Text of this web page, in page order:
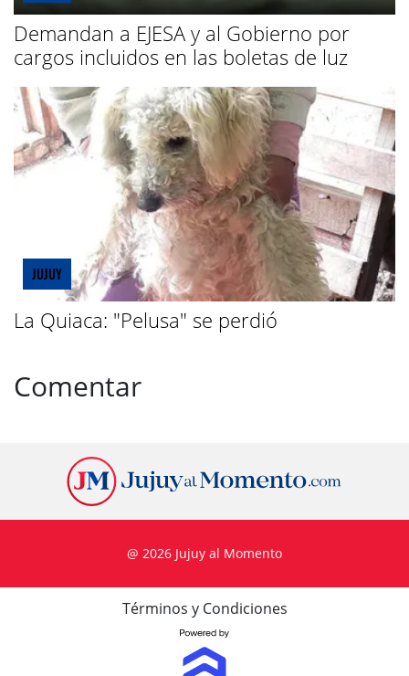
Demandan a EJESA y al Gobierno por
cargos incluidos en las boletas de luz
JUJUY
La Quiaca: "Pelusa" se perdió
Comentar
@ 2026 Jujuy al Momento
Términos y Condiciones